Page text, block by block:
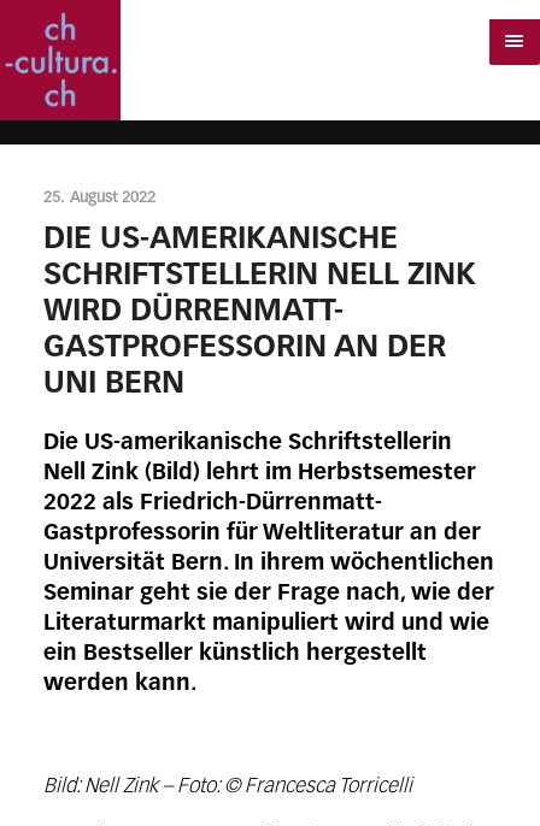
25. August 2022
DIE US-AMERIKANISCHE
SCHRIFTSTELLERIN NELL ZINK
WIRD DÜRRENMATT-
GASTPROFESSORIN AN DER
UNI BERN
Die US-amerikanische Schriftstellerin
Nell Zink (Bild) lehrt im Herbstsemester
2022 als Friedrich-Dürrenmatt-
Gastprofessorin für Weltliteratur an der
Universität Bern. In ihrem wöchentlichen
Seminar geht sie der Frage nach, wie der
Literaturmarkt manipuliert wird und wie
ein Bestseller künstlich hergestellt
werden kann.
Bild: Nell Zink – Foto: © Francesca Torricelli